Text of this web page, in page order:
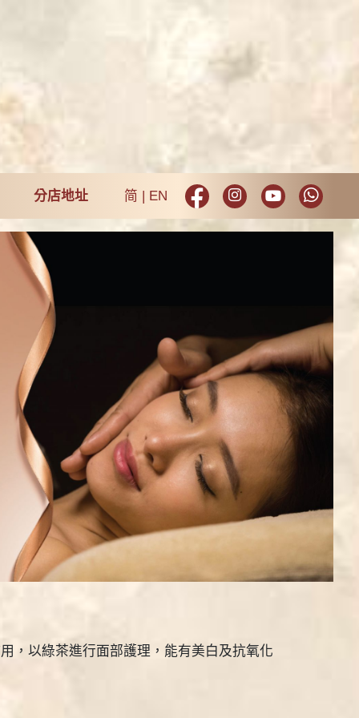
分店地址 简 EN
，以綠茶進行面部護理，能有美白及抗氧化